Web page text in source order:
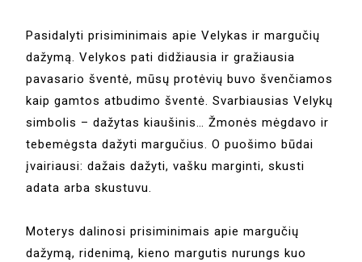
Pasidalyti prisiminimais apie Velykas ir margučių
dažymą. Velykos pati didžiausia ir gražiausia
pavasario šventė, mūsų protėvių buvo švenčiamos
kaip gamtos atbudimo šventė. Svarbiausias Velykų
simbolis – dažytas kiaušinis… Žmonės mėgdavo ir
tebemėgsta dažyti margučius. O puošimo būdai
įvairiausi: dažais dažyti, vašku marginti, skusti
adata arba skustuvu.
Moterys dalinosi prisiminimais apie margučių
dažymą, ridenimą, kieno margutis nurungs kuo